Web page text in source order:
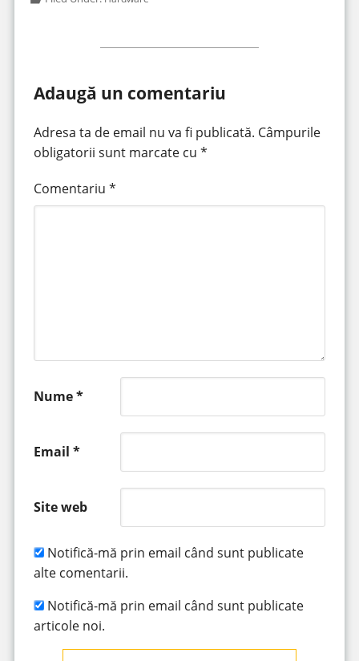
Adaugă un comentariu
Adresa ta de email nu va fi publicată. Câmpurile
obligatorii sunt marcate cu *
Comentariu *
Nume*
Email *
Site web
Notifică-mă prin email când sunt publicate
alte comentarii.
Notifică-mă prin email când sunt publicate
articole noi.